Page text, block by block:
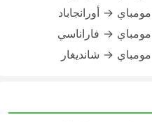
مومباي → أورانجاباد
مومباي → فاراناسي
مومباي → شانديغار